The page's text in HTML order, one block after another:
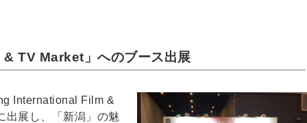
TV Market」へのブース出展
International Film &
出展し、「新潟」の魅